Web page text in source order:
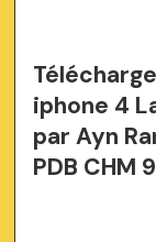
iphone 4
par Ayn
PDB CHM